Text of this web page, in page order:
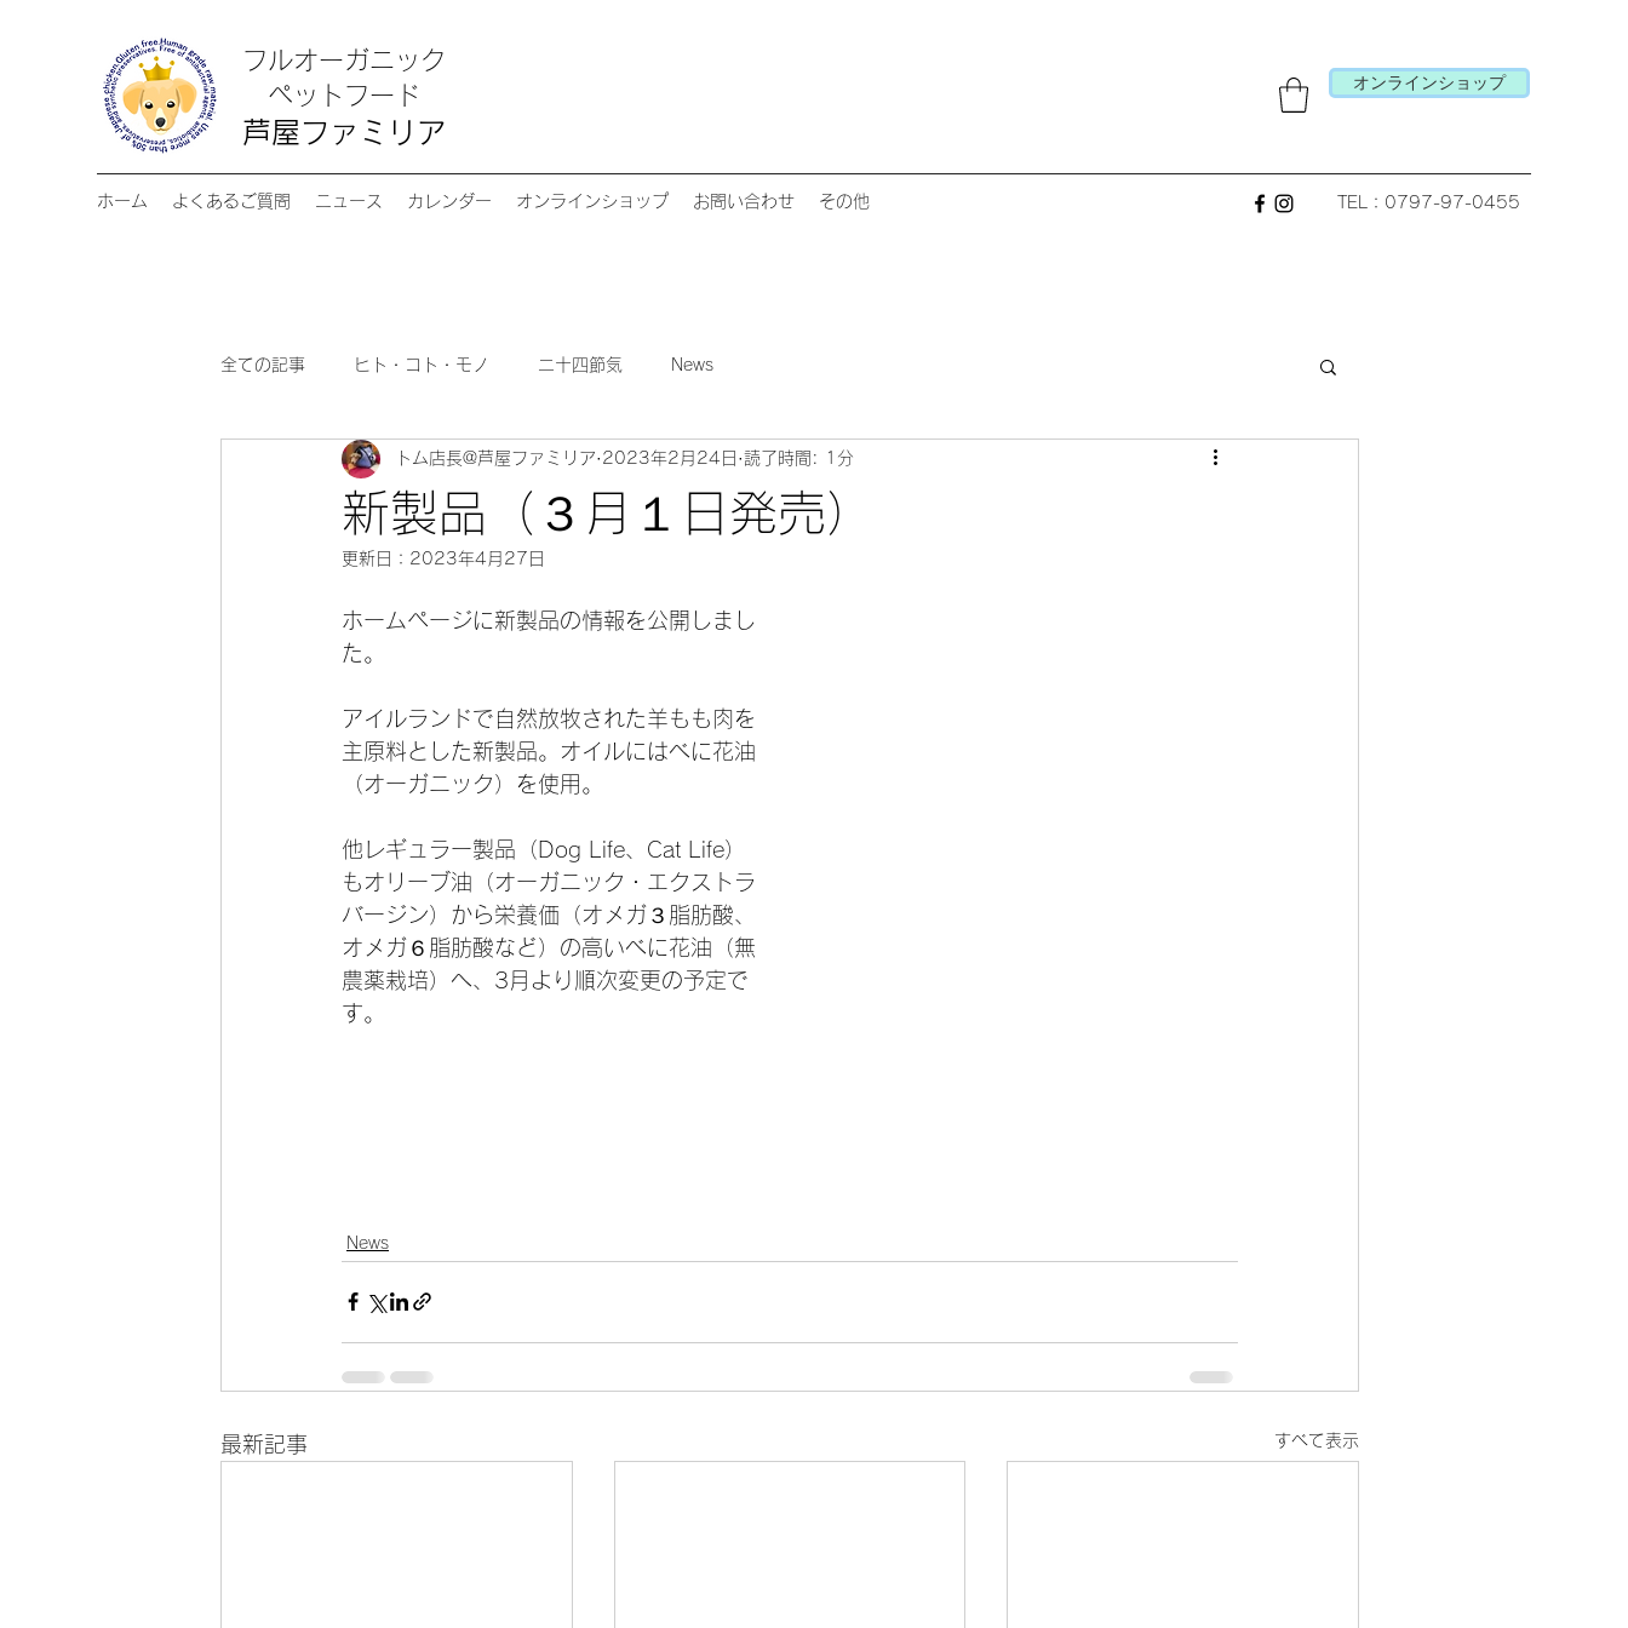
フルオーガニック
​ペットフード
芦屋ファミリア
オンラインショップ
ホーム よくあるご質問 ニュース カレンダー オンラインショップ お問い合わせ その他 TEL：0797-97-0455
全ての記事 ヒト・コト・モノ 二十四節気 News
新製品（３月１日発売）
トム店長@芦屋ファミリア 2023年2月24日 読了時間: 1分
更新日： 2023年4月27日
ホームページに新製品の情報を公開しまし
た。
アイルランドで自然放牧された羊もも肉を
主原料とした新製品。オイルにはべに花油
（オーガニック）を使用。
他レギュラー製品（Dog Life、Cat Life）
もオリーブ油（オーガニック・エクストラ
バージン）から栄養価（オメガ３脂肪酸、
オメガ６脂肪酸など）の高いべに花油（無
農薬栽培）へ、3月より順次変更の予定で
す。
News
最新記事 すべて表示